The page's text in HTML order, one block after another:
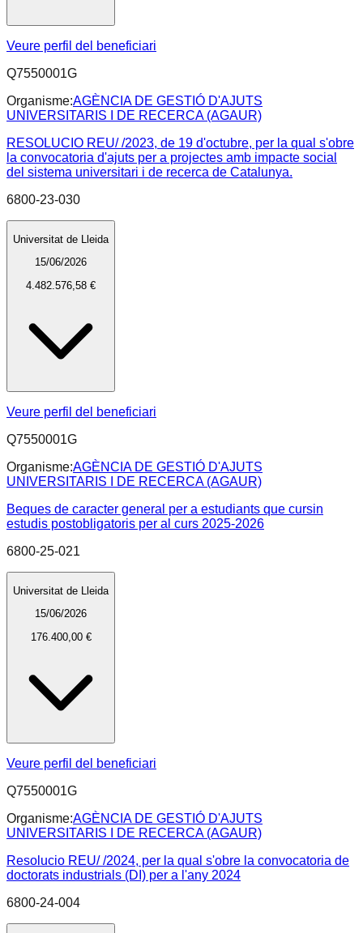
Veure perfil del beneficiari
Q7550001G
Organisme:AGÈNCIA DE GESTIÓ D'AJUTS
UNIVERSITARIS I DE RECERCA (AGAUR)
RESOLUCIO REU/ /2023, de 19 d'octubre, per la qual s'obre
la convocatoria d'ajuts per a projectes amb impacte social
del sistema universitari i de recerca de Catalunya.
6800-23-030
Universitat de Lleida
15/06/2026
4.482.576,58 €
Veure perfil del beneficiari
Q7550001G
Organisme:AGÈNCIA DE GESTIÓ D'AJUTS
UNIVERSITARIS I DE RECERCA (AGAUR)
Beques de caracter general per a estudiants que cursin
estudis postobligatoris per al curs 2025-2026
6800-25-021
Universitat de Lleida
15/06/2026
176.400,00 €
Veure perfil del beneficiari
Q7550001G
Organisme:AGÈNCIA DE GESTIÓ D'AJUTS
UNIVERSITARIS I DE RECERCA (AGAUR)
Resolucio REU/ /2024, per la qual s'obre la convocatoria de
doctorats industrials (DI) per a l'any 2024
6800-24-004